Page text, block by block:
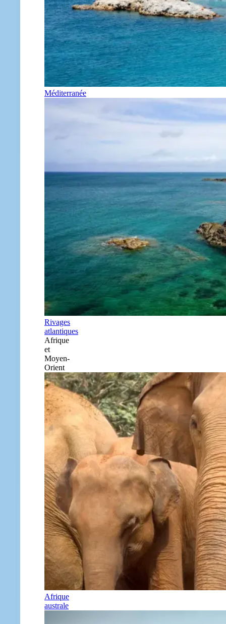
Méditerranée
Rivages
atlantiques
Afrique
et
Moyen-
Orient
Afrique
australe